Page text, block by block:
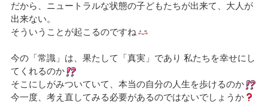
だから、ニュートラルな状態の子どもたちが出来て、大人が
出来ない。
そういうことが起こるのですね
今の「常識」は、果たして「真実」であり 私たちを幸せにし
てくれるのか
そこにしがみついていて、本当の自分の人生を歩けるのか
今一度、考え直してみる必要があるのではないでしょうか